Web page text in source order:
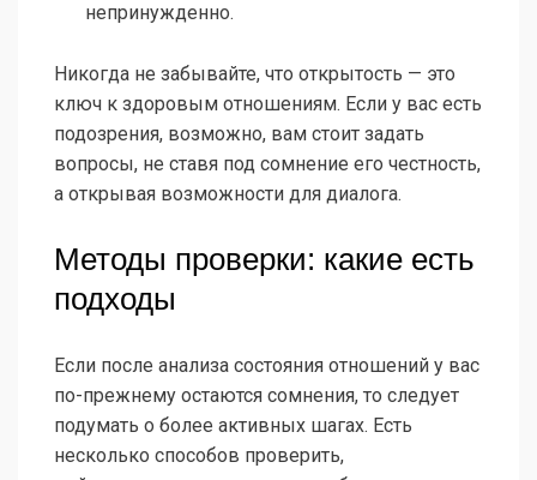
непринужденно.
Никогда не забывайте, что открытость — это
ключ к здоровым отношениям. Если у вас есть
подозрения, возможно, вам стоит задать
вопросы, не ставя под сомнение его честность,
а открывая возможности для диалога.
Методы проверки: какие есть
подходы
Если после анализа состояния отношений у вас
по-прежнему остаются сомнения, то следует
подумать о более активных шагах. Есть
несколько способов проверить,